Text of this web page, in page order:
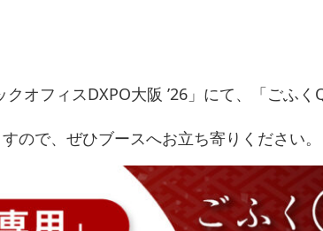
オフィスDXPO大阪 ’26」にて、「ごふく
ので、ぜひブースへお立ち寄りください。